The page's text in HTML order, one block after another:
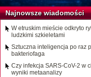
Najnowsze wiadomości
W etruskim mieście odkryto
ludzkimi szkieletami
Sztuczna inteligencja po raz
bakteriofaga
Czy infekcja SARS-CoV-2 w
wyniki metaanalizy